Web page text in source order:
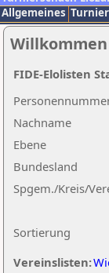
Allgemeines
Nachname
Ebene
Sortierung
Bundesland
Spgem./Kreis/
Vereinslisten:
FIDE-Elolisten